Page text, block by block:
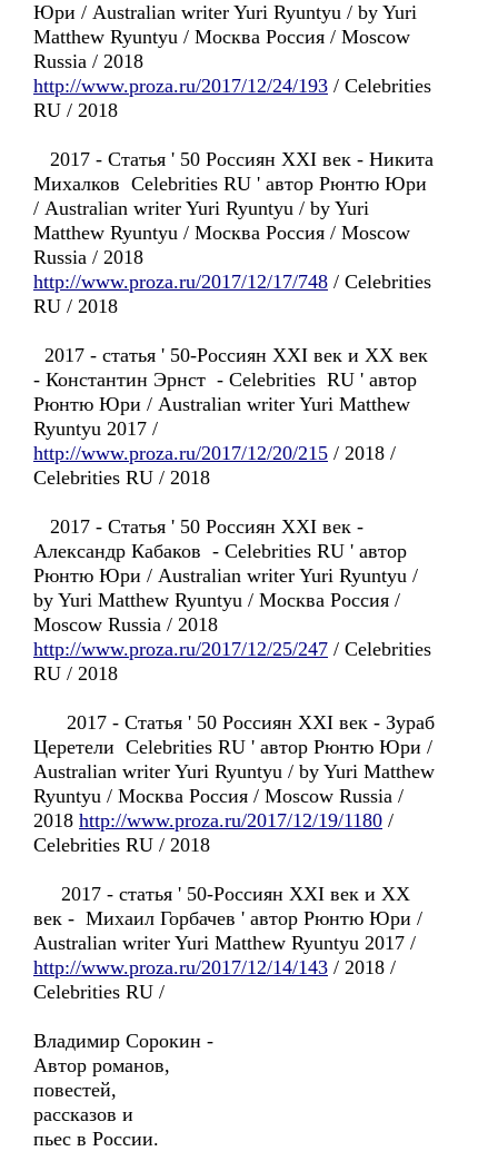
Юри / Australian writer Yuri Ryuntyu / by Yuri
Matthew Ryuntyu / Москва Россия / Moscow
Russia / 2018
http://www.proza.ru/2017/12/24/193 / Celebrities
RU / 2018
2017 - Статья ' 50 Россиян XXI век - Никита
Михалков Celebrities RU ' автор Рюнтю Юри
/ Australian writer Yuri Ryuntyu / by Yuri
Matthew Ryuntyu / Москва Россия / Moscow
Russia / 2018
http://www.proza.ru/2017/12/17/748 / Celebrities
RU / 2018
2017 - статья ' 50-Россиян XXI век и XX век
- Константин Эрнст - Celebrities RU ' автор
Рюнтю Юри / Australian writer Yuri Matthew
Ryuntyu 2017 /
http://www.proza.ru/2017/12/20/215 / 2018 /
Celebrities RU / 2018
2017 - Статья ' 50 Россиян XXI век -
Александр Кабаков - Celebrities RU ' автор
Рюнтю Юри / Australian writer Yuri Ryuntyu /
by Yuri Matthew Ryuntyu / Москва Россия /
Moscow Russia / 2018
http://www.proza.ru/2017/12/25/247 / Celebrities
RU / 2018
2017 - Статья ' 50 Россиян XXI век - Зураб
Церетели Celebrities RU ' автор Рюнтю Юри /
Australian writer Yuri Ryuntyu / by Yuri Matthew
Ryuntyu / Москва Россия / Moscow Russia /
2018 http://www.proza.ru/2017/12/19/1180 /
Celebrities RU / 2018
2017 - статья ' 50-Россиян XXI век и XX
век - Михаил Горбачев ' автор Рюнтю Юри /
Australian writer Yuri Matthew Ryuntyu 2017 /
http://www.proza.ru/2017/12/14/143 / 2018 /
Celebrities RU /
Владимир Сорокин -
Автор романов,
повестей,
рассказов и
пьес в России.